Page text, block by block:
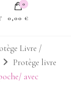
0
0,00 €
Livre /
Protège livre
avec